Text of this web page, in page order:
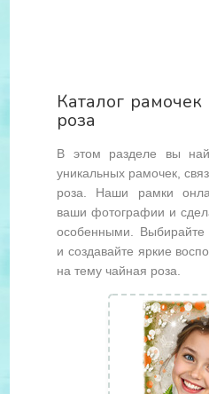
Каталог
роза
В этом разделе вы
уникальных рамочек,
роза. Наши рамки
ваши фотографии и
особенными.
и создавайте яркие
на тему чайная роза.